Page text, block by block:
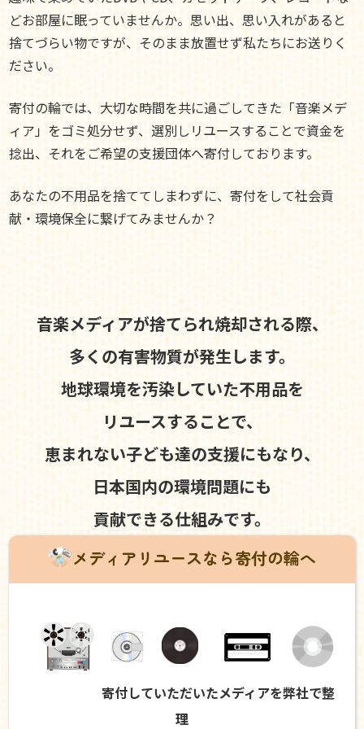
どお部屋に眠っていませんか。思い出、思い入れがあると
捨てづらい物ですが、そのまま放置せず私たちにお送りく
ださい。
寄付の輪では、大切な時間を共に過ごしてきた「音楽メデ
ィア」をゴミ処分せず、選別しリユースすることで資金を
捻出、それをご希望の支援団体へ寄付しております。
あなたの不用品を捨ててしまわずに、寄付をして社会貢
献・環境保全に繋げてみませんか？
音楽メディアが捨てられ焼却される際、
多くの有害物質が発生します。
地球環境を汚染していた不用品を
リユースすることで、
恵まれない子ども達の支援にもなり、
日本国内の環境問題にも
貢献できる仕組みです。
メディアリユースなら寄付の輪へ
寄付していただいたメディアを弊社で整
理